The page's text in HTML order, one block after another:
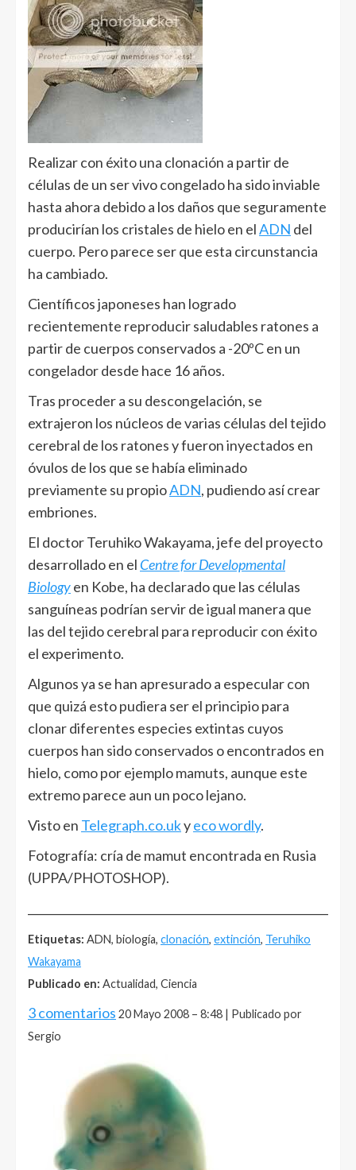
Realizar con éxito una clonación a partir de
células de un ser vivo congelado ha sido inviable
hasta ahora debido a los daños que seguramente
producirían los cristales de hielo en elADN del
cuerpo. Pero parece ser que esta circunstancia
ha cambiado.
Científicos japoneses han logrado
recientemente reproducir saludables ratones a
partir de cuerpos conservados a -20ºC en un
congelador desde hace 16 años.
Tras proceder a su descongelación, se
extrajeron los núcleos de varias células del tejido
cerebral de los ratones y fueron inyectados en
óvulos de los que se había eliminado
previamente su propioADN, pudiendo así crear
embriones.
El doctor Teruhiko Wakayama, jefe del proyecto
desarrollado en el Centre for Developmental
Biologyen Kobe, ha declarado que las células
sanguíneas podrían servir de igual manera que
las del tejido cerebral para reproducir con éxito
el experimento.
Algunos ya se han apresurado a especular con
que quizá esto pudiera ser el principio para
clonar diferentes especies extintas cuyos
cuerpos han sido conservados o encontrados en
hielo, como por ejemplo mamuts, aunque este
extremo parece aun un poco lejano.
Visto en Telegraph.co.ukyeco wordly.
Fotografía: cría de mamut encontrada en Rusia
(UPPA/PHOTOSHOP).
Etiquetas: ADN, biología, clonación, extinción, Teruhiko
Wakayama
Publicado en: Actualidad, Ciencia
3 comentarios 20 Mayo 2008 – 8:48 | Publicado por
Sergio